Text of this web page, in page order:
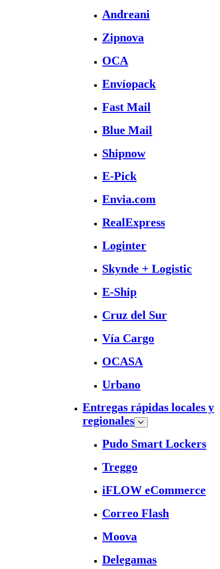
Andreani
Zipnova
OCA
Envíopack
Fast Mail
Blue Mail
Shipnow
E-Pick
Envia.com
RealExpress
Loginter
Skynde + Logistic
E-Ship
Cruz del Sur
Vía Cargo
OCASA
Urbano
Entregas rápidas locales y
regionales
Pudo Smart Lockers
Treggo
iFLOW eCommerce
Correo Flash
Moova
Delegamas